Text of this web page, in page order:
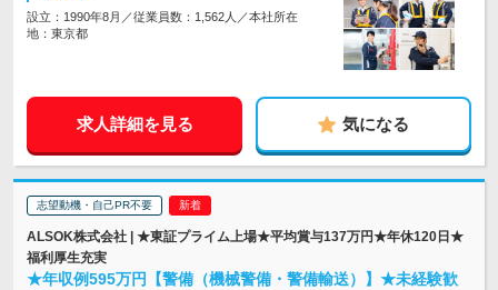
設立：1990年8月／従業員数：1,562人／本社所在
地：東京都
求人詳細を見る 気になる
志望動機・自己PR不要
ALSOK株式会社 | ★東証プライム上場★平均賞与137万円★年休120日★
福利厚生充実
★年収例595万円【警備（機械警備・警備輸送）】★未経験歓